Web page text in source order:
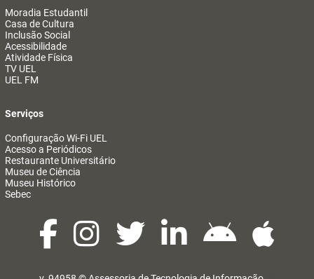
Moradia Estudantil
Casa de Cultura
Inclusão Social
Acessibilidade
Atividade Física
TV UEL
UEL FM
Serviços
Configuração Wi-Fi UEL
Acesso a Periódicos
Restaurante Universitário
Museu de Ciência
Museu Histórico
Sebec